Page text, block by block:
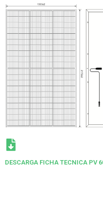
DESCARGA FICHA TECNICA PV